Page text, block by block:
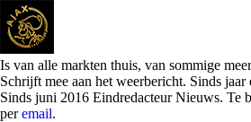
Is van alle markten thuis, van sommige
Schrijft mee aan het weerbericht. Sinds
Sinds juni 2016 Eindredacteur Nieuws. Te
peremail.